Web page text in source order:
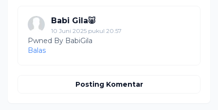
Babi Gila🐷
10 Juni 2025 pukul 20.57
Pwned By BabiGila
Balas
Posting Komentar